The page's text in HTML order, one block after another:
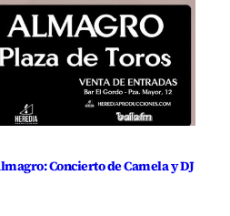
Concierto de Camela y DJ